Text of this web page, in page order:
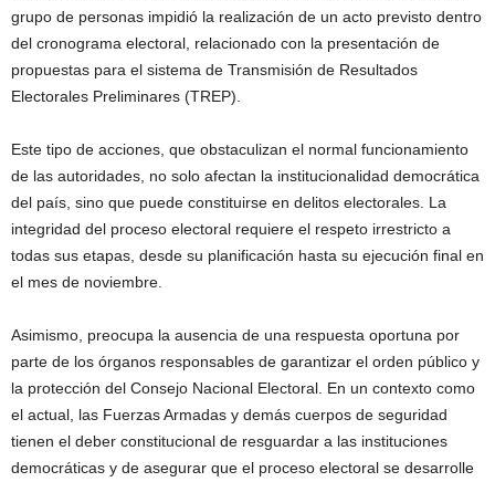
grupo de personas impidió la realización de un acto previsto dentro
del cronograma electoral, relacionado con la presentación de
propuestas para el sistema de Transmisión de Resultados
Electorales Preliminares (TREP).
Este tipo de acciones, que obstaculizan el normal funcionamiento
de las autoridades, no solo afectan la institucionalidad democrática
del país, sino que puede constituirse en delitos electorales. La
integridad del proceso electoral requiere el respeto irrestricto a
todas sus etapas, desde su planificación hasta su ejecución final en
el mes de noviembre.
Asimismo, preocupa la ausencia de una respuesta oportuna por
parte de los órganos responsables de garantizar el orden público y
la protección del Consejo Nacional Electoral. En un contexto como
el actual, las Fuerzas Armadas y demás cuerpos de seguridad
tienen el deber constitucional de resguardar a las instituciones
democráticas y de asegurar que el proceso electoral se desarrolle